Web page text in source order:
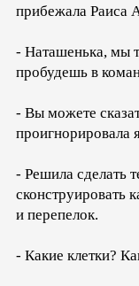
прибежала Раиса
- Наташенька, мы
пробудешь в
- Вы можете
проигнорировала
- Решила сделать
сконструировать
и перепелок.
- Какие клетки?